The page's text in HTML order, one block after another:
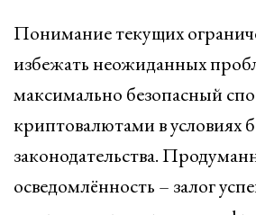
Понимание текущих
избежать неожиданных
максимально безопасный
криптовалютами в условиях
законодательства.
осведомлённость – залог